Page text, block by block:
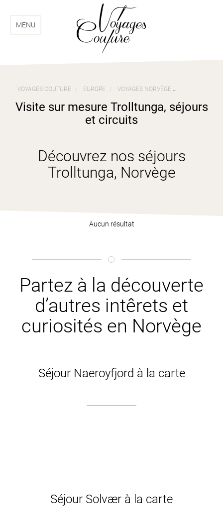
menu
contenuMENU
VOYAGES COUTURE EUROPE VOYAGES NORVÈGE
Visite sur mesure Trolltunga, séjours
et circuits
Découvrez nos séjours
Trolltunga, Norvège
Aucun résultat
Partez à la découverte
d’autres intêrets et
curiosités en Norvège
Séjour Naeroyfjord à la carte
Séjour Solvær à la carte